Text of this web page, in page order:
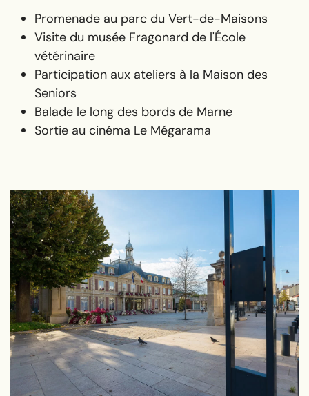
Promenade au parc du Vert-de-Maisons
Visite du musée Fragonard de l'École
vétérinaire
Participation aux ateliers à la Maison des
Seniors
Balade le long des bords de Marne
Sortie au cinéma Le Mégarama